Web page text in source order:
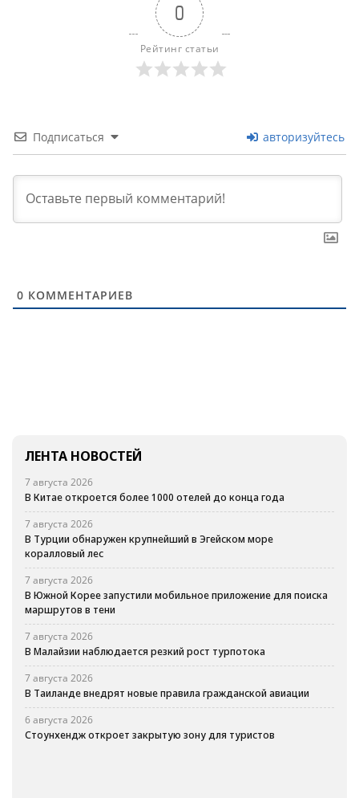
0
Рейтинг статьи
Подписаться авторизуйтесь
0 КОММЕНТАРИЕВ
ЛЕНТА НОВОСТЕЙ
7 августа 2026
В Китае откроется более 1000 отелей до конца года
7 августа 2026
В Турции обнаружен крупнейший в Эгейском море
коралловый лес
7 августа 2026
В Южной Корее запустили мобильное приложение для поиска
маршрутов в тени
7 августа 2026
В Малайзии наблюдается резкий рост турпотока
7 августа 2026
В Таиланде внедрят новые правила гражданской авиации
6 августа 2026
Стоунхендж откроет закрытую зону для туристов